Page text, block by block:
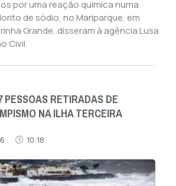
por uma reação química numa
de sódio, no Mariparque, em
Grande, disseram à agência Lusa
Civil.
RETIRADAS DE
NA ILHA TERCEIRA
10:18